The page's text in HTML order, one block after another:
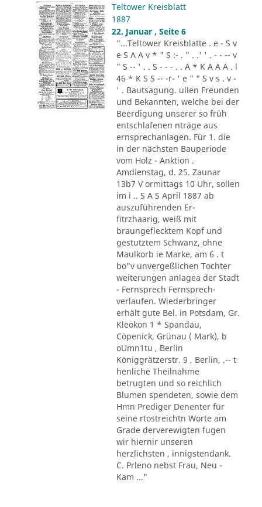
Teltower Kreisblatt
1887
22. Januar , Seite 6
"...Teltower Kreisblatte . e - S v
e S A A v * " S :- . " . .' ' . - - -- v
" S -- ' . . S - - - . . A * K A A A . l
46 * K S S -- -r- ' e " " S v s . v -
' . Bautsagung. ullen Freunden
und Bekannten, welche bei der
Beerdigung unserer so früh
entschlafenen nträge aus
ernsprechanlagen. Für 1. die
in der nächsten Bauperiode
vom Holz - Anktion .
Amdienstag, d. 25. Zaunar
13b7 V ormittags 10 Uhr, sollen
im i .. S A S April 1887 ab
auszuführenden Er-
fitrzhaarig, weiß mit
braungeflecktem Kopf und
gestutztem Schwanz, ohne
Maulkorb ie Marke, am 6 . t
bo"v unvergeßlichen Tochter
weiterungen anlagea der Stadt
- Fernsprech Fernsprech-
verlaufen. Wiederbringer
erhält gute Bel. in Potsdam, Gr.
Kleokon 1 * Spandau,
Cöpenick, Grünau ( Mark), b
oUmn1tu , Berlin
Königgrätzerstr. 9 , Berlin, .-- t
henliche Theilnahme
betrugten und so reichlich
Blumen spendeten, sowie dem
Hmn Prediger Denenter für
seine rtostreichtn Worte am
Grade derverewigten fugen
wir hiernir unseren
herzlichsten , innigstendank.
C. Prleno nebst Frau, Neu -
Kam ..."